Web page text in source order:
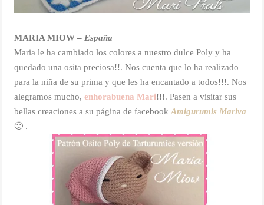
MARIA MIOW – España
Maria le ha cambiado los colores a nuestro dulce Poly y ha
quedado una osita preciosa!!. Nos cuenta que lo ha realizado
para la niña de su prima y que les ha encantado a todos!!!. Nos
alegramos mucho, enhorabuena Mari!!!. Pasen a visitar sus
bellas creaciones a su página de facebook Amigurumis Mariva
🙂 .